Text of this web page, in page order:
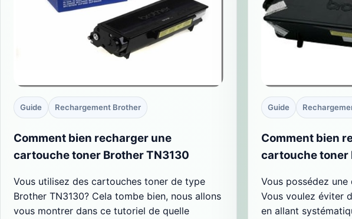
Guide Rechargement Brother
Comment bien recharger une
cartouche toner Brother TN3130
Vous utilisez des cartouches toner de type
Brother TN3130? Cela tombe bien, nous allons
vous montrer dans ce tutoriel de quelle
Guide
Comment bien
cartouche toner
Vous possédez
Vous voulez éviter
en allant